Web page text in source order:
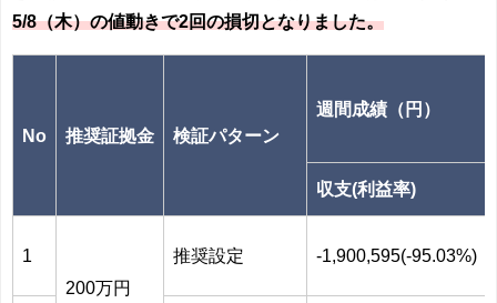
5/8（木）の値動きで2回の損切となりました。
No 推奨証拠金 検証パターン
週間成績（円）
収支(利益率)
1
200万円
推奨設定 -1,900,595(-95.03%)